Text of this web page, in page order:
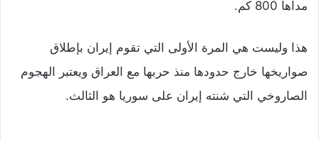
مداها 800 كم.
هذا وليست هي المرة الأولى التي تقوم إيران بإطلاق
صواريخها خارج حدودها منذ حربها مع العراق ويعتبر الهجوم
الصاروخي التي شنته إيران على سوريا هو الثالث.